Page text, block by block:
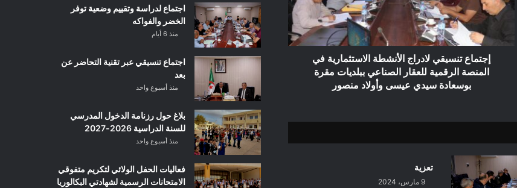
في
المنصة
للعقار
الصناعي
عيسى
منصور
إجتماع تنسيقي لادراج الأنشطة الاستثمارية في
المنصة الرقمية للعقار الصناعي ببلديات مقرة
بوسعادة سيدي عيسى وأولاد منصور
تعزية
9 مارس، 2024
اجتماع لدراسة وتقييم وضعية توفر
الخضر والفواكه
منذ 6 أيام
اجتماع تنسيقي عبر تقنية التحاضر عن
بعد
منذ أسبوع واحد
بلاغ حول رزنامة الدخول المدرسي
للسنة الدراسية 2026-2027
منذ أسبوع واحد
فعاليات الحفل الولائي لتكريم متفوقي
الامتحانات الرسمية لشهادتي البكالوريا